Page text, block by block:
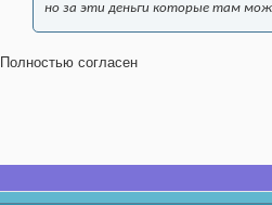
но за эти деньги которые там
Полностью согласен